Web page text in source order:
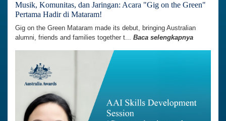
Musik, Komunitas, dan Jaringan: Acara "Gig on the Green"
Pertama Hadir di Mataram!
Gig on the Green Mataram made its debut, bringing Australian
alumni, friends and families together t... Baca selengkapnya